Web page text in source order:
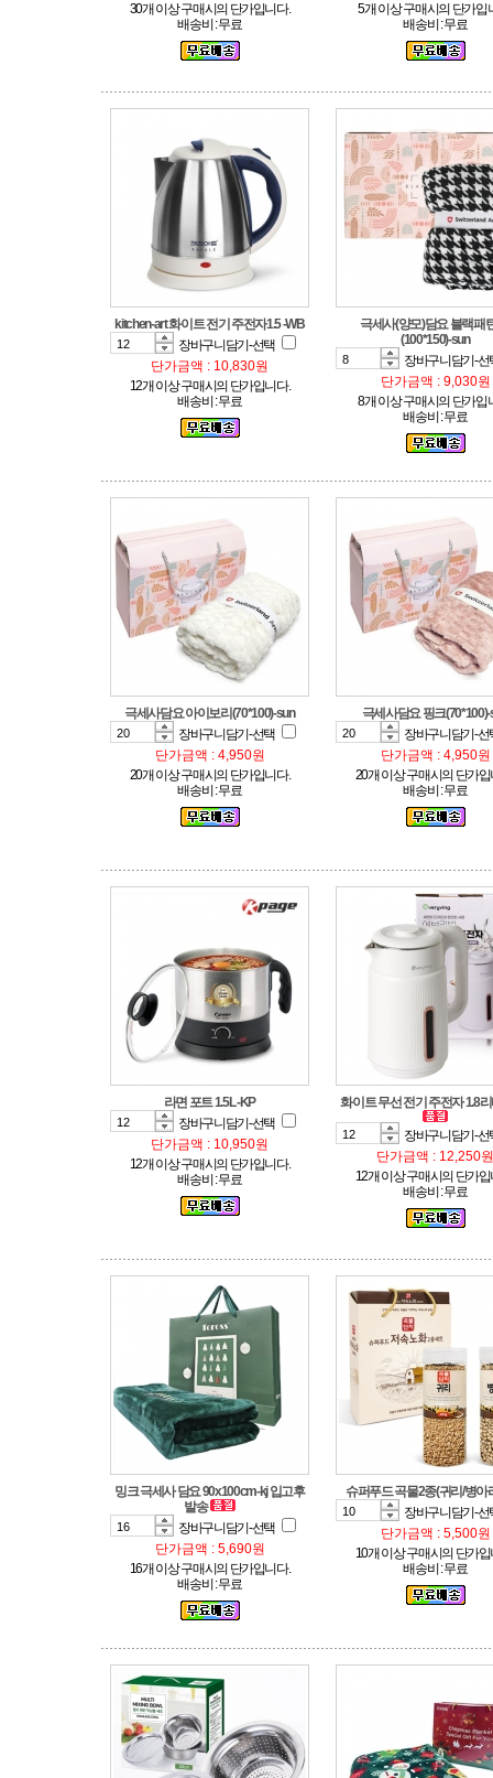
30개 이상 구매시의 단가입니다.
배송비 : 무료
5개 이상 구매시의 단가입
배송비 : 무료
kitchen-art 화이트 전기 주전자1.5 -WB
장바구니담기-선택
단가금액 : 10,830원
12개 이상 구매시의 단가입니다.
배송비 : 무료
(100*150)-sun
장바구니담기-
단가금액 : 9,030원
8개 이상 구매시의 단가입
배송비 : 무료
극세사담요 아이보리(70*100)-sun
장바구니담기-선택
단가금액 : 4,950원
20개 이상 구매시의 단가입니다.
배송비 : 무료
극세사담요 핑크
장바구니담기-
단가금액 : 4,950원
20개 이상 구매시의 단가입
배송비 : 무료
라면 포트 1.5L -KP
장바구니담기-선택
단가금액 : 10,950원
12개 이상 구매시의 단가입니다.
배송비 : 무료
화이트 무선 전기 주전자 1.8
장바구니담기-
단가금액 : 12,250원
12개 이상 구매시의 단가입
배송비 : 무료
발송
장바구니담기-선택
단가금액 : 5,690원
16개 이상 구매시의 단가입니다.
배송비 : 무료
슈퍼푸드 곡물2종(귀리/병아
장바구니담기-
단가금액 : 5,500원
10개 이상 구매시의 단가입
배송비 : 무료